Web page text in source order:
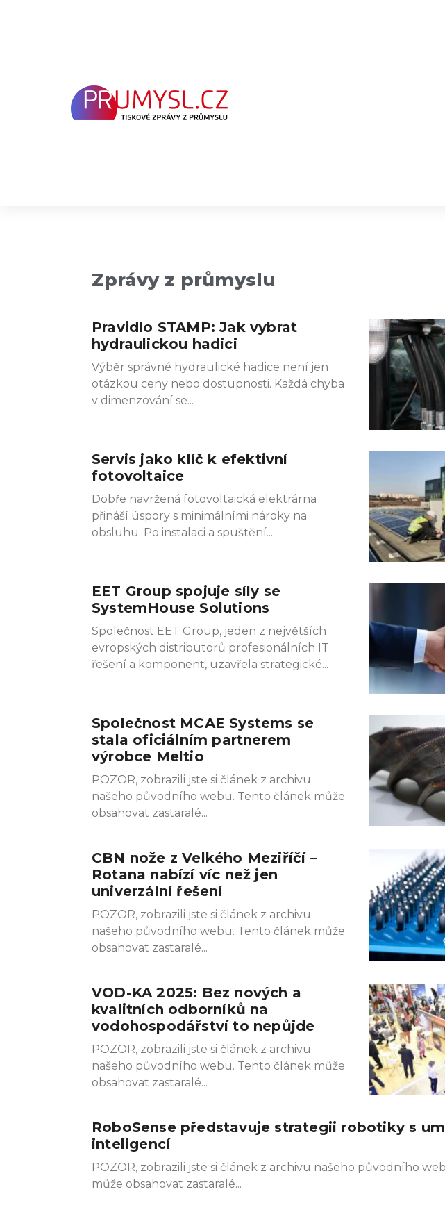
Zprávy z průmyslu
Pravidlo STAMP: Jak vybrat
hydraulickou hadici
Výběr správné hydraulické hadice není jen
otázkou ceny nebo dostupnosti. Každá chyba
v dimenzování se
Servis jako klíč k efektivní
fotovoltaice
Dobře navržená fotovoltaická elektrárna
přináší úspory s minimálními nároky na
obsluhu. Po instalaci a spuštění
EET Group spojuje síly se
SystemHouse Solutions
Společnost EET Group, jeden z největších
evropských distributorů profesionálních IT
řešení a komponent, uzavřela strategické
Společnost MCAE Systems se
stala oficiálním partnerem
výrobce Meltio
POZOR, zobrazili jste si článek z archivu
našeho původního webu. Tento článek může
obsahovat zastaralé
CBN nože z Velkého Meziříčí –
Rotana nabízí víc než jen
univerzální řešení
POZOR, zobrazili jste si článek z archivu
našeho původního webu. Tento článek může
obsahovat zastaralé
VOD-KA 2025: Bez nových a
kvalitních odborníků na
vodohospodářství to nepůjde
POZOR, zobrazili jste si článek z archivu
našeho původního webu. Tento článek může
obsahovat zastaralé
RoboSense představuje strategii robotiky s
inteligencí
POZOR, zobrazili jste si článek z archivu našeho původního
může obsahovat zastaralé
PagePage Page